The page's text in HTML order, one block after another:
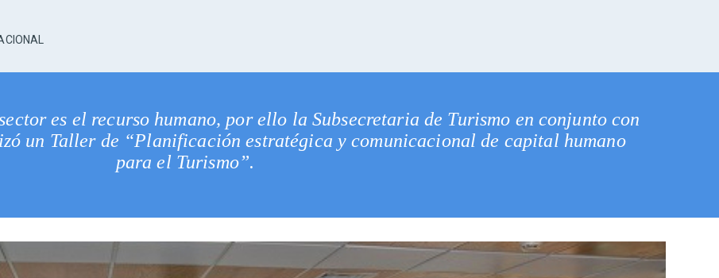
es el recurso humano, por ello la Subsecretaria de Turismo en conjunto con
un Taller de “Planificación estratégica y comunicacional de capital humano
para el Turismo”.